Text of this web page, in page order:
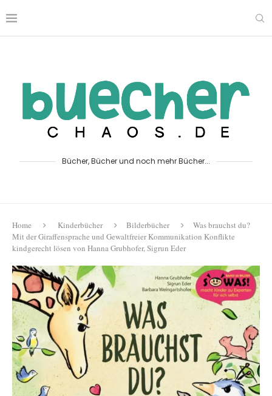
Bücher, Bücher und noch mehr Bücher...
Home Kinderbücher Bilderbücher
Was brauchst du?
Mit der Giraffensprache und Gewaltfreier Kommunikation Konflikte
kindgerecht lösen von Hanna Grubhofer, Sigrun Eder